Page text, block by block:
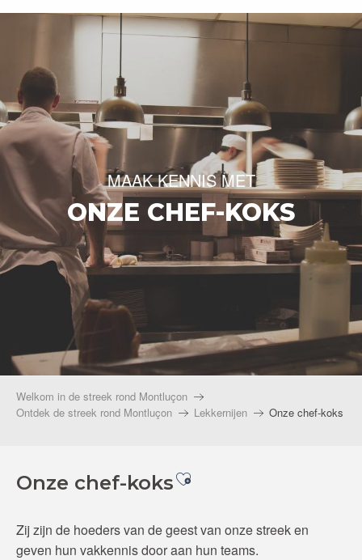
MAAK KENNIS MET
ONZE CHEF-KOKS
Welkom in de streek rond Montluçon
Ontdek de streek rond Montluçon
Lekkernijen Onze chef-koks
Onze chef-koksAjouter aux favoris
Zij zijn de hoeders van de geest van onze streek en
geven hun vakkennis door aan hun teams.